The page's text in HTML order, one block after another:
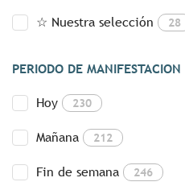
☆ Nuestra selección 28
PERIODO DE MANIFESTACION
Hoy 230
Mañana 212
Fin de semana 246